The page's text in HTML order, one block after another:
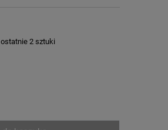
ostatnie 2 sztuki